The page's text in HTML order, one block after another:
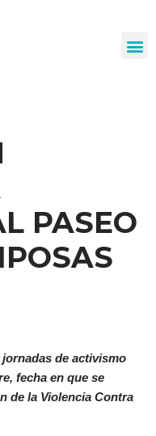
PASEO
de activismo
fecha en que se
de la Violencia Contra